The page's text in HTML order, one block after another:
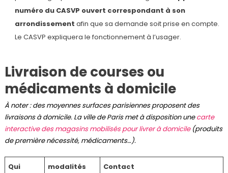
numéro du CASVP ouvert correspondant à son
arrondissement afin que sa demande soit prise en compte.
Le CASVP expliquera le fonctionnement à l’usager.
Livraison de courses ou
médicaments à domicile
À noter : des moyennes surfaces parisiennes proposent des
livraisons à domicile. La ville de Paris met à disposition unecarte
interactive des magasins mobilisés pour livrer à domicile(produits
de première nécessité, médicaments…).
Qui modalités Contact